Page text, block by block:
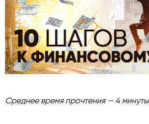
Среднее время прочтения — 4 минуты